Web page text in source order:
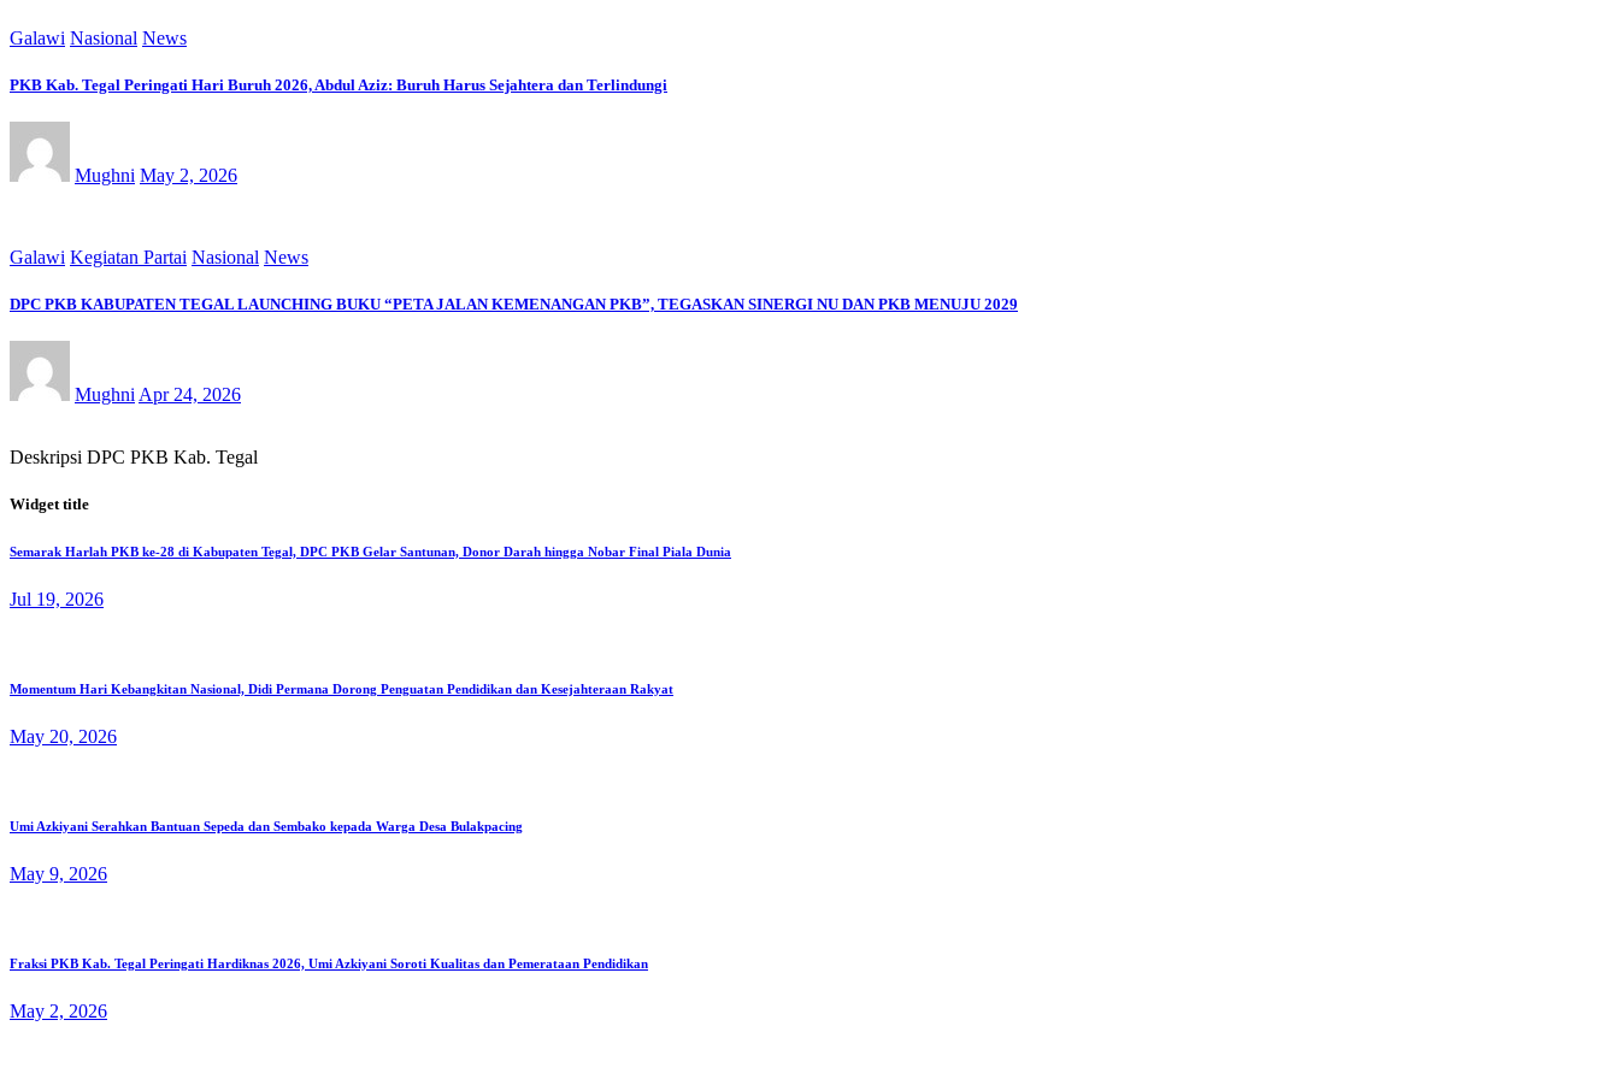
Galawi Nasional News
PKB Kab. Tegal Peringati Hari Buruh 2026, Abdul Aziz: Buruh Harus Sejahtera dan Terlindungi
Mughni May 2, 2026
Galawi Kegiatan Partai Nasional News
DPC PKB KABUPATEN TEGAL LAUNCHING BUKU “PETA JALAN KEMENANGAN PKB”, TEGASKAN SINERGI NU DAN PKB MENUJU 2029
Mughni Apr 24, 2026
Deskripsi DPC PKB Kab. Tegal
Widget title
Semarak Harlah PKB ke-28 di Kabupaten Tegal, DPC PKB Gelar Santunan, Donor Darah hingga Nobar Final Piala Dunia
Jul 19, 2026
Momentum Hari Kebangkitan Nasional, Didi Permana Dorong Penguatan Pendidikan dan Kesejahteraan Rakyat
May 20, 2026
Umi Azkiyani Serahkan Bantuan Sepeda dan Sembako kepada Warga Desa Bulakpacing
May 9, 2026
Fraksi PKB Kab. Tegal Peringati Hardiknas 2026, Umi Azkiyani Soroti Kualitas dan Pemerataan Pendidikan
May 2, 2026